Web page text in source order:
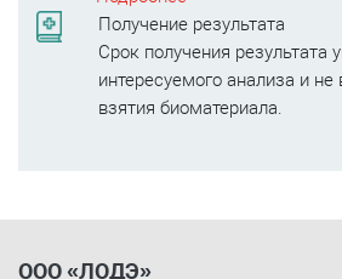
Получение результата
Срок получения результата
интересуемого анализа и
взятия биоматериала.
ООО «ЛОДЭ»